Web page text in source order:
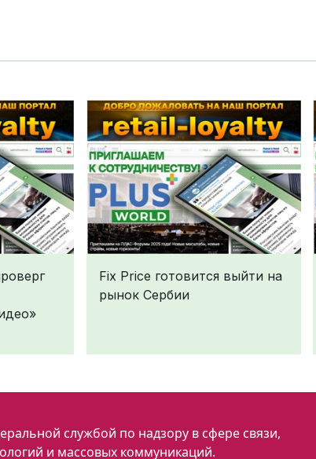
Fix Price готовится выйти на
рынок Сербии
службой по надзору в сфере связи,
и массовых коммуникаций.